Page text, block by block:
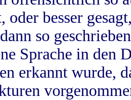
oder besser
so
Sprache in
erkannt wurde,